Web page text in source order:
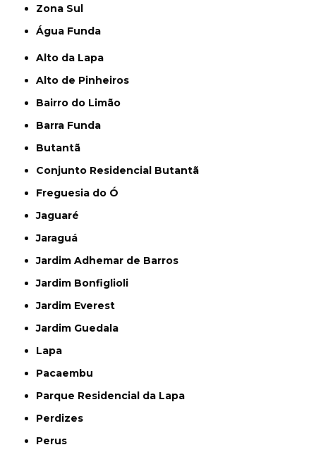
Zona Sul
Água Funda
Alto da Lapa
Alto de Pinheiros
Bairro do Limão
Barra Funda
Butantã
Conjunto Residencial Butantã
Freguesia do Ó
Jaguaré
Jaraguá
Jardim Adhemar de Barros
Jardim Bonfiglioli
Jardim Everest
Jardim Guedala
Lapa
Pacaembu
Parque Residencial da Lapa
Perdizes
Perus